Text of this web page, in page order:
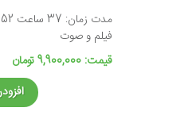
مدت زمان: 37 ساعت 52 دقیقه 28 ثانیه
فیلم و صوت
قیمت: 9,900,000 تومان